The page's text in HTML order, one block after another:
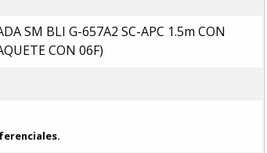
SM BLI G-657A2 SC-APC 1.5m CON
CON 06F)